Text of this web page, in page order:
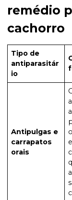
remédio
cachorro
Tipo de
antiparasitár
io
Antipulgas e
carrapatos
orais